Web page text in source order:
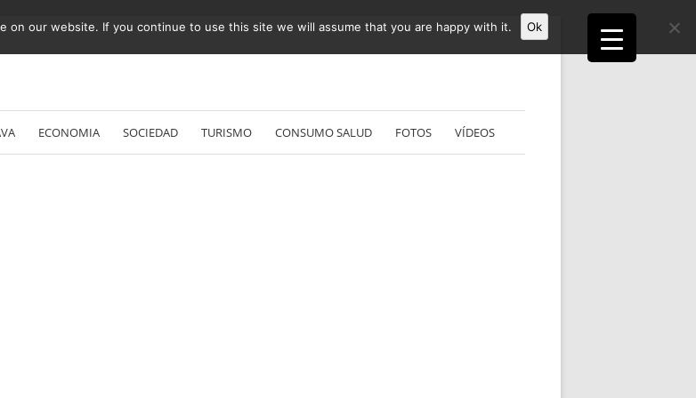
Vés
al
contingut
ECONOMIA SOCIEDAD TURISMO CONSUMO SALUD FOTOS VÍDEOS
on our website. If you continue to use this site we will assume that you are happy with it. Ok